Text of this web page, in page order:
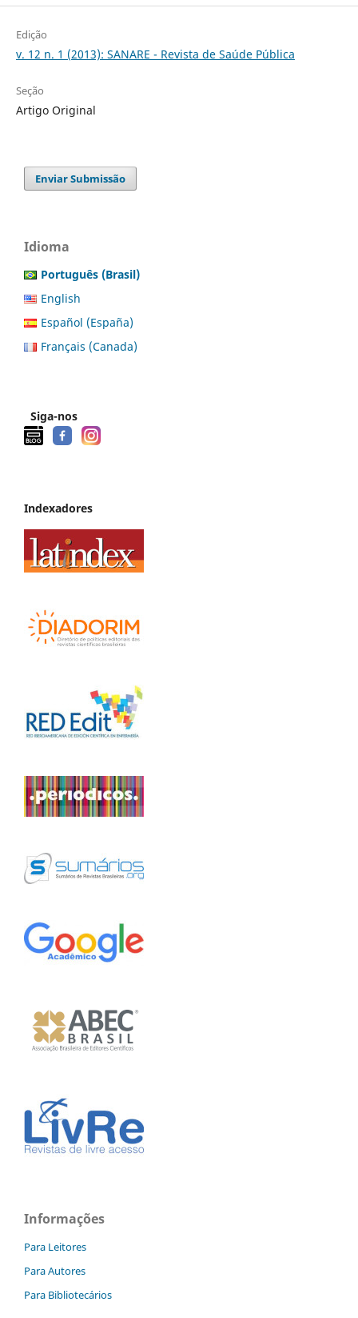
Edição
v. 12 n. 1 (2013): SANARE - Revista de Saúde Pública
Seção
Artigo Original
Enviar Submissão
Idioma
Português (Brasil)
English
Español (España)
Français (Canada)
Siga-nos
Indexadores
Informações
Para Leitores
Para Autores
Para Bibliotecários